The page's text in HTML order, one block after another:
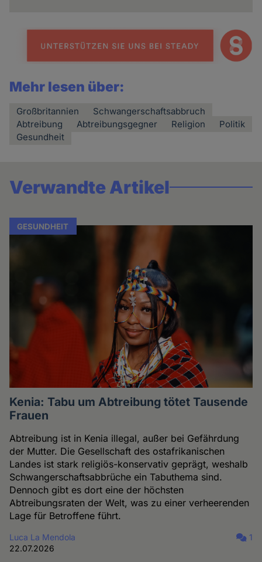
Mehr lesen über:
Großbritannien
Schwangerschaftsabbruch
Abtreibung
Abtreibungsgegner Religion
Politik
Gesundheit
Verwandte Artikel
GESUNDHEIT
Kenia: Tabu um Abtreibung tötet Tausende
Frauen
Abtreibung ist in Kenia illegal, außer bei Gefährdung
der Mutter. Die Gesellschaft des ostafrikanischen
Landes ist stark religiös-konservativ geprägt, weshalb
Schwangerschaftsabbrüche ein Tabuthema sind.
Dennoch gibt es dort eine der höchsten
Abtreibungsraten der Welt, was zu einer verheerenden
Lage für Betroffene führt.
Luca La Mendola
22.07.2026
1